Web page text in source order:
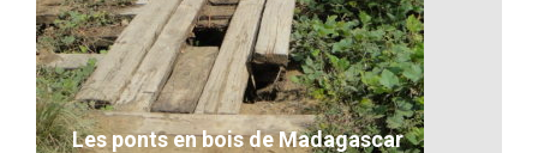
Les ponts en bois de Madagascar